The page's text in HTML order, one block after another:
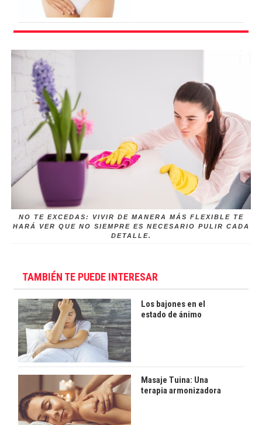
NO TE EXCEDAS: VIVIR DE MANERA MÁS FLEXIBLE TE
HARÁ VER QUE NO SIEMPRE ES NECESARIO PULIR CADA
DETALLE.
TAMBIÉN TE PUEDE INTERESAR
Los bajones en el
estado de ánimo
Masaje Tuina: Una
terapia armonizadora